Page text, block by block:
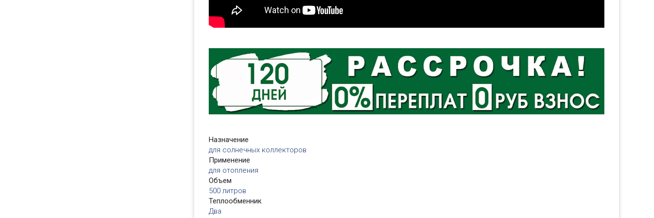
Назначение
для солнечных коллекторов
Применение
для отопления
Объем
500 литров
Теплообменник
Два